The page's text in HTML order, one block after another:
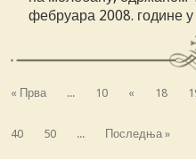
фебруара 2008. године
« Прва ... 10 « 18
40
50 ... Последња »